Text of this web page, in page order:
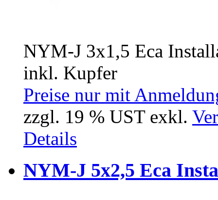
NYM-J 3x1,5 Eca
inkl. Kupfer
Preise nur mit
zzgl. 19 % UST exkl.
Details
NYM-J 5x2,5 Eca